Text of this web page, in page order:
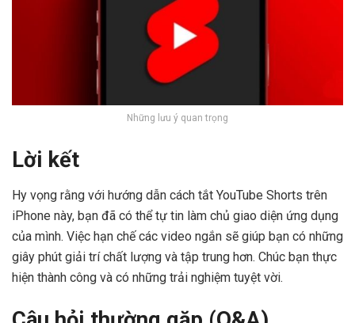
Những lưu ý quan trọng
Lời kết
Hy vọng rằng với hướng dẫn cách tắt YouTube Shorts trên
iPhone này, bạn đã có thể tự tin làm chủ giao diện ứng dụng
của mình. Việc hạn chế các video ngắn sẽ giúp bạn có những
giây phút giải trí chất lượng và tập trung hơn. Chúc bạn thực
hiện thành công và có những trải nghiệm tuyệt vời.